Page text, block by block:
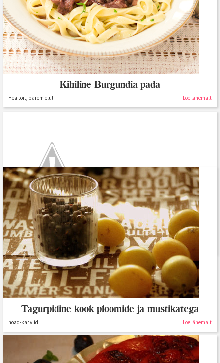
Kihiline Burgundia pada
Hea toit, parem elu! Loe lähemalt
Normandia õunakook ehk Tarte aux Pommes à
la Normande
Minu sahver Loe lähemalt
Tagurpidine kook ploomide ja mustikatega
noad-kahvlid Loe lähemalt